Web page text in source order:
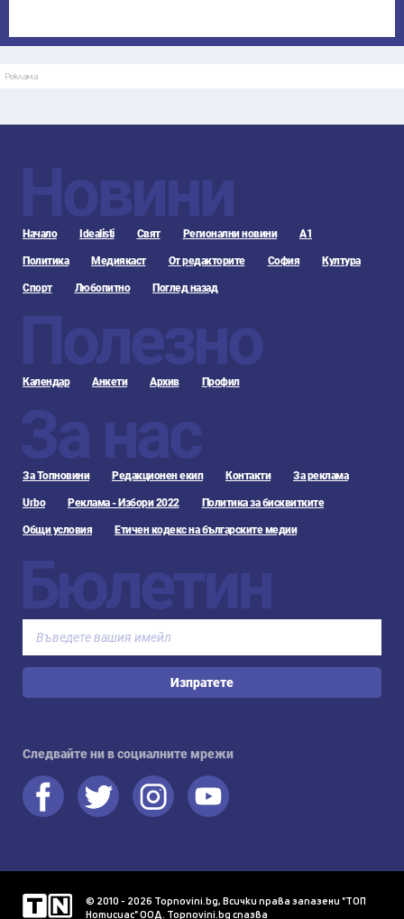
Реклама
Новини
Начало Idealisti Свят Регионални новини А1
Политика Медиякаст От редакторите София Култура
Спорт Любопитно Поглед назад
Полезно
Календар Анкети Архив Профил
За нас
За Топновини Редакционен екип Контакти За реклама
Urbo Реклама - Избори 2022 Политика за бисквитките
Общи условия Етичен кодекс на българските медии
Бюлетин
Изпратете
Следвайте ни в социалните мрежи
© 2010 - 2026 Topnovini.bg, Всички права запазени "ТОП
Нотисиас" ООД. Topnovini.bg спазва